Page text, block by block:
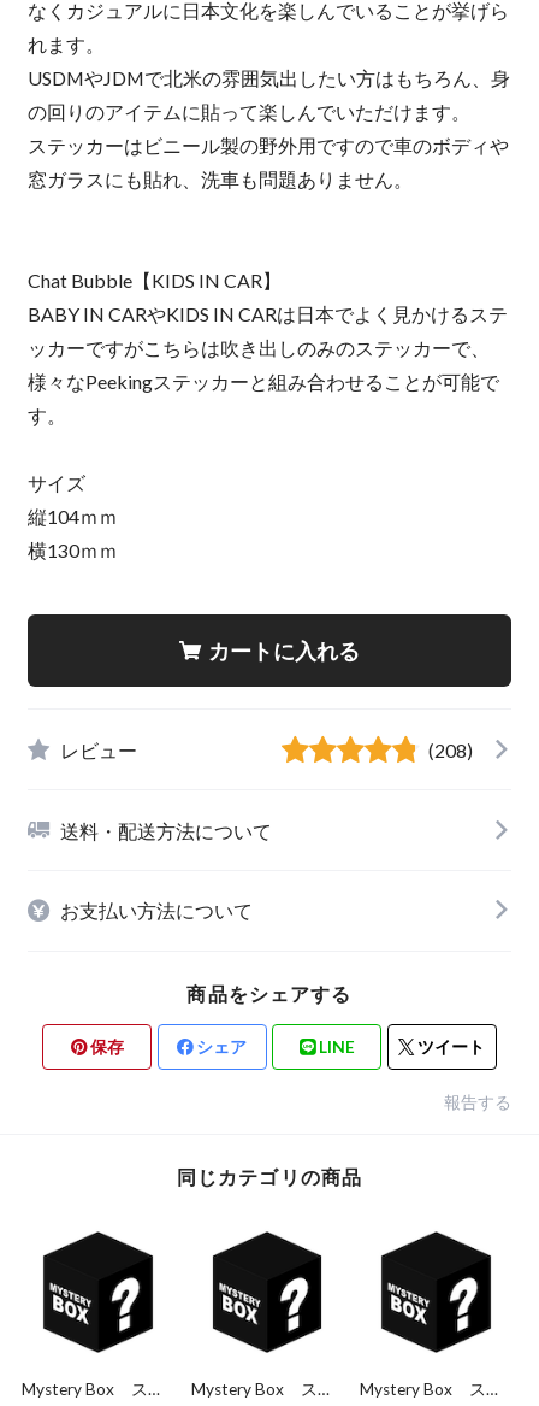
なくカジュアルに日本文化を楽しんでいることが挙げら
れます。
USDMやJDMで北米の雰囲気出したい方はもちろん、身
の回りのアイテムに貼って楽しんでいただけます。
ステッカーはビニール製の野外用ですので車のボディや
窓ガラスにも貼れ、洗車も問題ありません。
Chat Bubble【KIDS IN CAR】
BABY IN CARやKIDS IN CARは日本でよく見かけるステ
ッカーですがこちらは吹き出しのみのステッカーで、
様々なPeekingステッカーと組み合わせることが可能で
す。
サイズ
縦104ｍｍ
横130ｍｍ
カートに入れる
レビュー (208)
送料・配送方法について
お支払い方法について
商品をシェアする
保存 シェア LINE ツイート
報告する
同じカテゴリの商品
Mystery Box ステ
Mystery Box ステ
Mystery Box ステ